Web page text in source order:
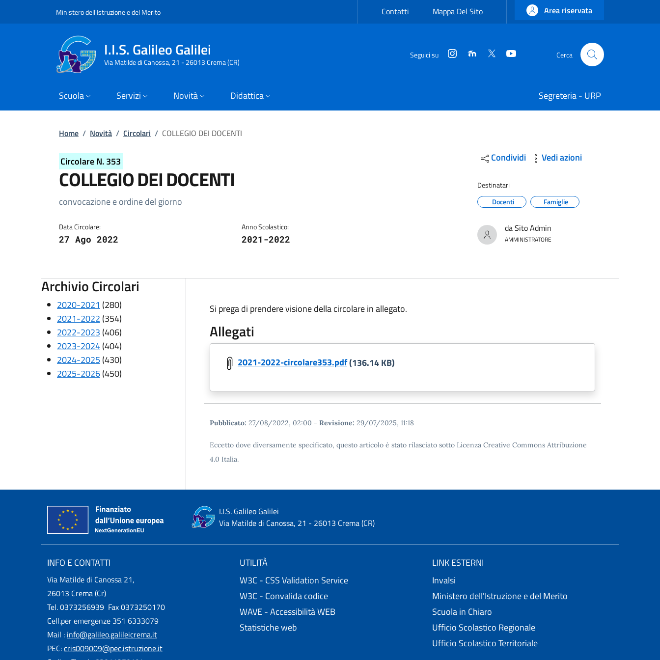
Ministero dell'Istruzione e del MeritoSlim top Contatti Mappa Del Sito Area riservata
I.I.S. Galileo Galilei
Via Matilde di Canossa, 21 - 26013 Crema (CR)
Seguici su Instagram
Moodle Twitter Cerca
Cerca
Scuola Servizi Novità Didattica Segreteria - URP
Briciole di pane
Home / Novità / Circolari / COLLEGIO DEI DOCENTI
Circolare N. 353
COLLEGIO DEI DOCENTI
Dettagli della circolare
convocazione e ordine del giorno
Data Circolare:
27 Ago 2022
Anno Scolastico:
2021-2022
Condividi Vedi azioni
Destinatari
Docenti
Famiglie
da Sito Admin
AMMINISTRATORE
Archivio Circolari
2020-2021 (280)
2021-2022 (354)
2022-2023 (406)
2023-2024(404)
2024-2025 (430)
2025-2026(450)
Si prega di prendere visione della circolare in allegato.
Allegati
2021-2022-circolare353.pdf(136.14 KB)
Pubblicato: 27/08/2022, 02:00 - Revisione: 29/07/2025, 11:18
Eccetto dove diversamente specificato, questo articolo è stato rilasciato sotto Licenza Creative Commons Attribuzione
4.0 Italia.
I.I.S. Galileo Galilei
Via Matilde di Canossa, 21 - 26013 Crema (CR)
INFO E CONTATTI
Via Matilde di Canossa 21,
26013 Crema (Cr)
Tel. 0373256939 Fax 0373250170
Cell.per emergenze 351 6333079
Mail : info@galileo.galileicrema.it
PEC:cris009009@pec.istruzione.it
UTILITÀ
W3C - CSS Validation Service
W3C - Convalida codice
WAVE - Accessibilità WEB
Statistiche web
LINK ESTERNI
Invalsi
Ministero dell'Istruzione e del Merito
Scuola in Chiaro
Ufficio Scolastico Regionale
Ufficio Scolastico Territoriale